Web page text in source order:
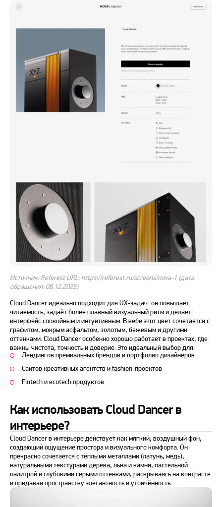
Источник: Referest URL: https://referest.ru/screens/nova-1 (дата
обращения: 08.12.2025)
Cloud Dancer идеально подходит для UX-задач: он повышает
читаемость, задаёт более плавный визуальный ритм и делает
интерфейс спокойным и интуитивным. В вебе этот цвет сочетается с
графитом, мокрым асфальтом, золотым, бежевым и другими
оттенками. Cloud Dancer особенно хорошо работает в проектах, где
важны чистота, точность и доверие. Это идеальный выбор для:
Лендингов премиальных брендов и портфолио дизайнеров
Сайтов креативных агентств и fashion-проектов
Fintech и ecotech продуктов
Как использовать Cloud Dancer в
интерьере?
Cloud Dancer в интерьере действует как мягкий, воздушный фон,
создающий ощущение простора и визуального комфорта. Он
прекрасно сочетается с тёплыми металлами (латунь, медь),
натуральными текстурами дерева, льна и камня, пастельной
палитрой и глубокими серыми оттенками, раскрываясь на контрасте
и придавая пространству элегантность и утончённость.